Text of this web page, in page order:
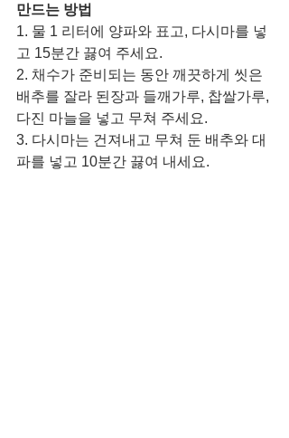
만드는 방법
1. 물 1 리터에 양파와 표고, 다시마를 넣
고 15분간 끓여 주세요.
2. 채수가 준비되는 동안 깨끗하게 씻은
배추를 잘라 된장과 들깨가루, 찹쌀가루,
다진 마늘을 넣고 무쳐 주세요.
3. 다시마는 건져내고 무쳐 둔 배추와 대
파를 넣고 10분간 끓여 내세요.